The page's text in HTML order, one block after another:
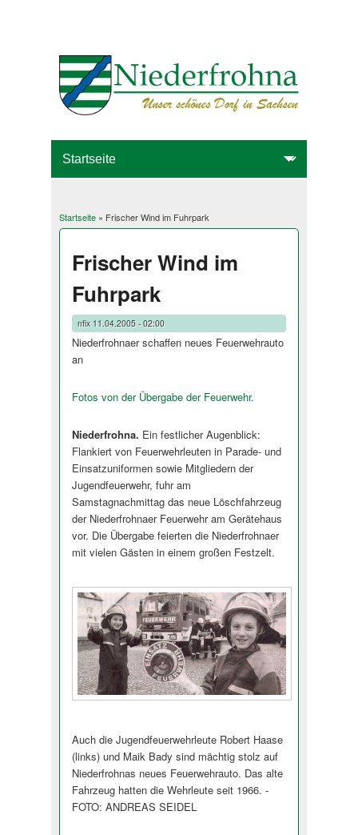
Sie sind hier
Startseite» Frischer Wind im Fuhrpark
Frischer Wind im
Fuhrpark
nfix11.04.2005 - 02:00
Niederfrohnaer schaffen neues Feuerwehrauto
an
Fotos von der Übergabe der Feuerwehr.
Niederfrohna. Ein festlicher Augenblick:
Flankiert von Feuerwehrleuten in Parade- und
Einsatzuniformen sowie Mitgliedern der
Jugendfeuerwehr, fuhr am
Samstagnachmittag das neue Löschfahrzeug
der Niederfrohnaer Feuerwehr am Gerätehaus
vor. Die Übergabe feierten die Niederfrohnaer
mit vielen Gästen in einem großen Festzelt.
Auch die Jugendfeuerwehrleute Robert Haase
(links) und Maik Bady sind mächtig stolz auf
Niederfrohnas neues Feuerwehrauto. Das alte
Fahrzeug hatten die Wehrleute seit 1966. -
FOTO: ANDREAS SEIDEL